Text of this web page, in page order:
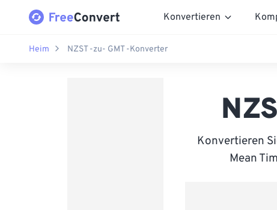
Konvertieren
Heim NZST -zu- GMT -Konverter
Konvertieren
Mean